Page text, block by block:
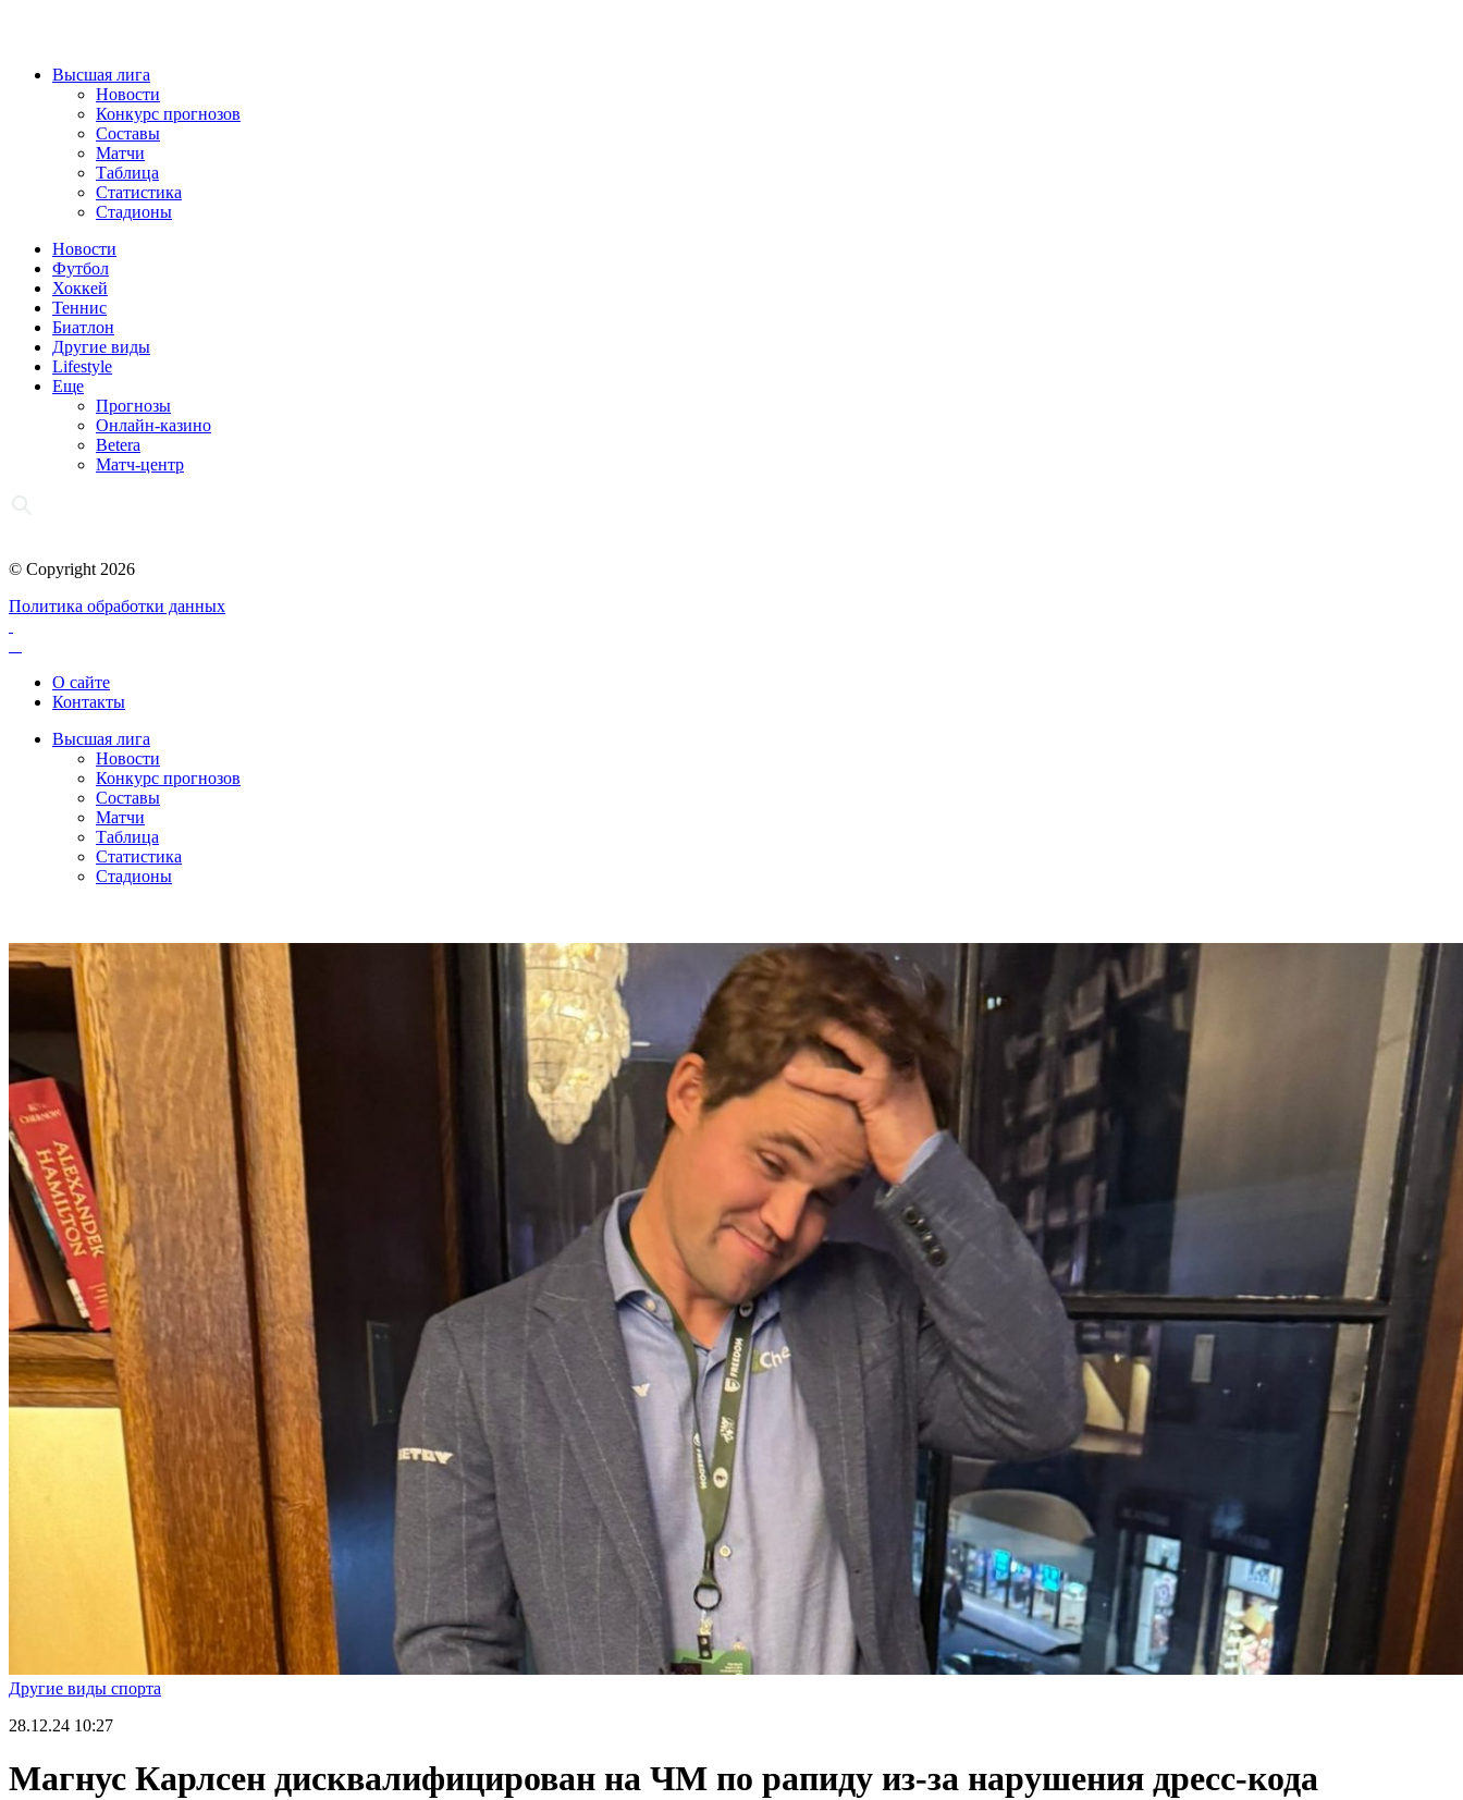
Высшая лига
Новости
Конкурс прогнозов
Составы
Матчи
Таблица
Статистика
Стадионы
Новости
Футбол
Хоккей
Теннис
Биатлон
Другие виды
Lifestyle
Еще
Прогнозы
Онлайн-казино
Betera
Матч-центр
© Copyright 2026
Политика обработки данных
О сайте
Контакты
Высшая лига
Новости
Конкурс прогнозов
Составы
Матчи
Таблица
Статистика
Стадионы
Другие виды спорта
28.12.24 10:27
Магнус Карлсен дисквалифицирован на ЧМ по рапиду из-за нарушения дресс-кода